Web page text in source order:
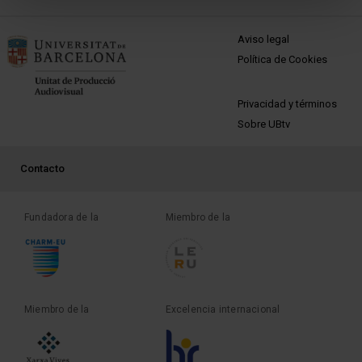
MENÚ PEU 1
Aviso legal
Política de Cookies
PEU 2
Privacidad y términos
Sobre UBtv
PEU 3
Contacto
Fundadora de la Miembro de la
Miembro de la Excelencia internacional